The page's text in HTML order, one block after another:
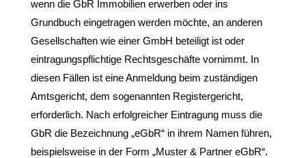
wenn die GbR Immobilien erwerben oder ins
Grundbuch eingetragen werden möchte, an anderen
Gesellschaften wie einer GmbH beteiligt ist oder
eintragungspflichtige Rechtsgeschäfte vornimmt. In
diesen Fällen ist eine Anmeldung beim zuständigen
Amtsgericht, dem sogenannten Registergericht,
erforderlich. Nach erfolgreicher Eintragung muss die
GbR die Bezeichnung „eGbR“ in ihrem Namen führen,
beispielsweise in der Form „Muster & Partner eGbR“.